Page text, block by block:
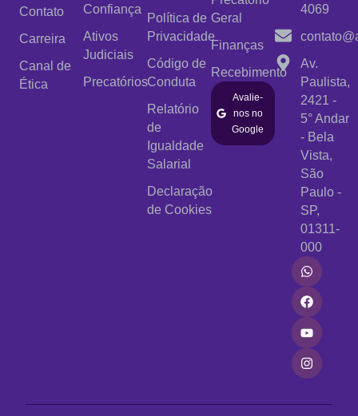
Contato
Carreira
Canal de
Ética
Confiança
Ativos
Judiciais
Precatórios
Política de
Privacidade
Código de
Conduta
Relatório
de
Igualdade
Salarial
Declaração
de Cookies
Geral
Finanças
Recebimento
Avalie-
nos no
Google
4069
Av.
Paulista,
2421 -
5° Andar
- Bela
Vista,
São
Paulo -
SP,
01311-
000